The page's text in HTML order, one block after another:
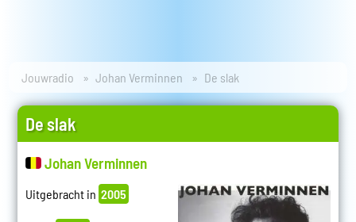
Jouwradio Johan Verminnen De slak
De slak
Johan Verminnen
Uitgebracht in 2005